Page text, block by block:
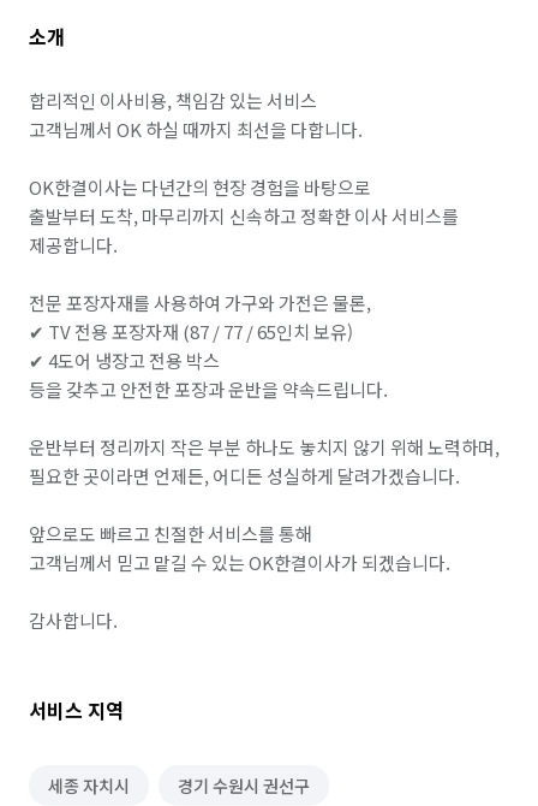
소개
합리적인 이사비용, 책임감 있는 서비스
고객님께서 OK 하실 때까지 최선을 다합니다.
OK한결이사는 다년간의 현장 경험을 바탕으로
출발부터 도착, 마무리까지 신속하고 정확한 이사 서비스를
제공합니다.
전문 포장자재를 사용하여 가구와 가전은 물론,
✔ TV 전용 포장자재 (87 / 77 / 65인치 보유)
✔ 4도어 냉장고 전용 박스
등을 갖추고 안전한 포장과 운반을 약속드립니다.
운반부터 정리까지 작은 부분 하나도 놓치지 않기 위해 노력하며,
필요한 곳이라면 언제든, 어디든 성실하게 달려가겠습니다.
앞으로도 빠르고 친절한 서비스를 통해
고객님께서 믿고 맡길 수 있는 OK한결이사가 되겠습니다.
감사합니다.
서비스 지역
세종 자치시 경기 수원시 권선구